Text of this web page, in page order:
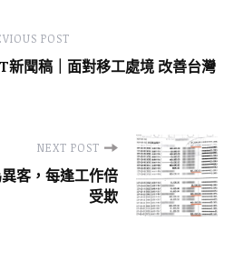
POST
新聞稿｜面對移工處境 改善台灣
NEXT POST
異客，每逢工作倍
受欺